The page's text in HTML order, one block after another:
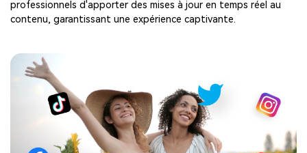
professionnels d'apporter des mises à jour en temps réel au
contenu, garantissant une expérience captivante.